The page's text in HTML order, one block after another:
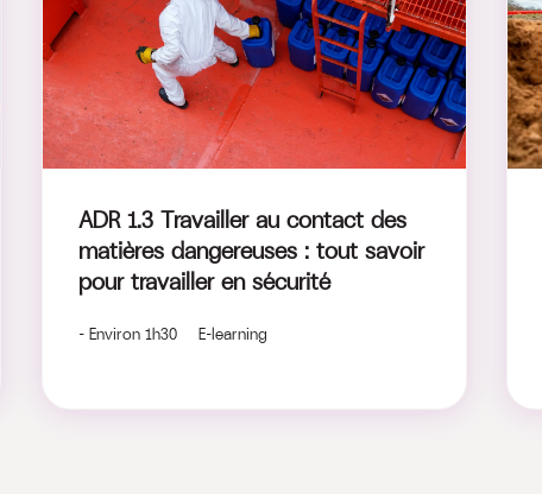
ADR 1.3 Travailler au contact des
matières dangereuses : tout savoir
pour travailler en sécurité
- Environ 1h30 E-learning